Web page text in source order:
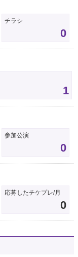
チラシ
0
1
参加公演
0
応募したチケプレ/月
0